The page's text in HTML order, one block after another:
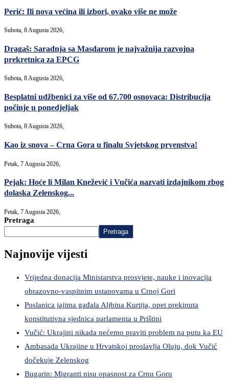
Perić: Ili nova većina ili izbori, ovako više ne može
Subota, 8 Augusta 2026,
Dragaš: Saradnja sa Masdarom je najvažnija razvojna
prekretnica za EPCG
Subota, 8 Augusta 2026,
Besplatni udžbenici za više od 67.700 osnovaca: Distribucija
počinje u ponedjeljak
Subota, 8 Augusta 2026,
Kao iz snova – Crna Gora u finalu Svjetskog prvenstva!
Petak, 7 Augusta 2026,
Pejak: Hoće li Milan Knežević i Vučića nazvati izdajnikom zbog
dolaska Zelenskog...
Petak, 7 Augusta 2026,
Pretraga
Pretraga
Najnovije vijesti
Vrijedna donacija Ministarstva prosvjete, nauke i inovacija
obrazovno-vaspitnim ustanovama u Crnoj Gori
Poslanica jajima gađala Aljbina Kurtija, opet prekinuta
konstitutivna sjednica parlamenta u Prištini
Vučić: Ukrajini nikada nećemo praviti problem na putu ka EU
Ambasada Ukrajine u Hrvatskoj proslavlja Oluju, dok Vučić
dočekuje Zelenskog
Bugarin: Migranti nisu opasnost za Crnu Goru